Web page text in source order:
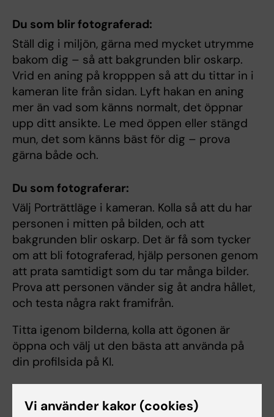
Du som blir fotograferad:
Ställ dig i miljön, gärna med mycket utrymme
bakom dig – så att bakgrunden blir oskarp.
Vrid en aning på kropppen så att du tittar in i
kameran lite från sidan. Lyft hakan en aning
mer än vad som känns normalt, det öppnar
upp ditt ansikte. Le med öppen eller stängd
mun, det som känns bäst för dig – prova
gärna både och.
Du som fotograferar:
Välj Porträttläge i kameran. Kolla så att du har
personen i mitten på bilden, och att
bakgrunden blir oskarp. Det är få som tycker
om att bli fotograferad, hjälp personen genom
att prata samtidigt som du tar många bilder.
Prova att personen vänder sig åt andra hållet,
och testa några rakt framifrån.
Titta igenom bilderna, kolla att ögonen är
öppna och välj ut den bästa att använda på
din profilsida på KI.
Lägga in ditt porträtt på profilsidan
Vi använder kakor (cookies)